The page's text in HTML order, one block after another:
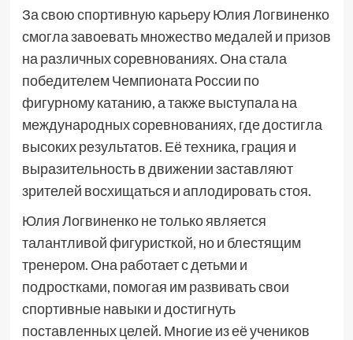
За свою спортивную карьеру Юлия Логвиненко
смогла завоевать множество медалей и призов
на различных соревнованиях. Она стала
победителем Чемпионата России по
фигурному катанию, а также выступала на
международных соревнованиях, где достигла
высоких результатов. Её техника, грация и
выразительность в движении заставляют
зрителей восхищаться и аплодировать стоя.
Юлия Логвиненко не только является
талантливой фигуристкой, но и блестящим
тренером. Она работает с детьми и
подростками, помогая им развивать свои
спортивные навыки и достигнуть
поставленных целей. Многие из её учеников